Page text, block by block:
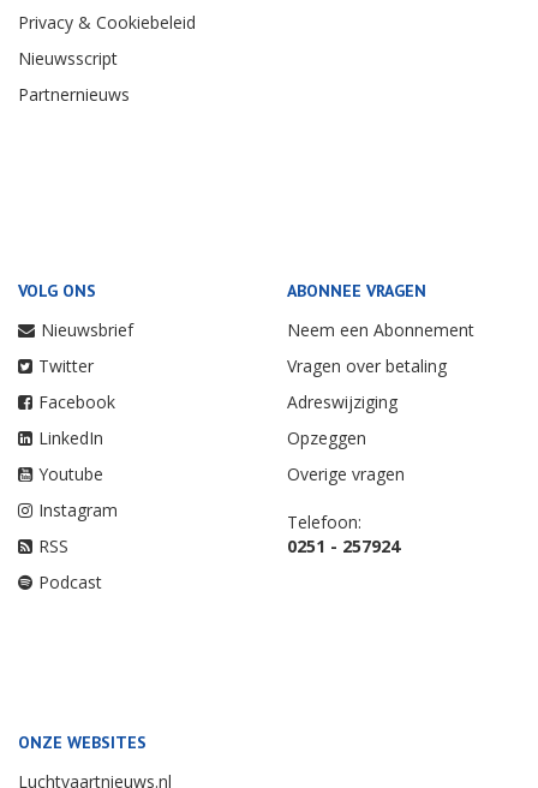
Privacy & Cookiebeleid
Nieuwsscript
Partnernieuws
VOLG ONS
Nieuwsbrief
Twitter
Facebook
LinkedIn
Youtube
Instagram
RSS
Podcast
ABONNEE VRAGEN
Neem een Abonnement
Vragen over betaling
Adreswijziging
Opzeggen
Overige vragen
Telefoon:
0251 - 257924
ONZE WEBSITES
Luchtvaartnieuws.nl